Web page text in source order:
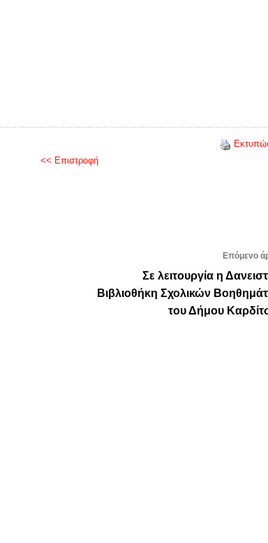
<< Επιστροφή
Επόμενο
Σε λειτουργία η
Βιβλιοθήκη Σχολικών
του Δήμου